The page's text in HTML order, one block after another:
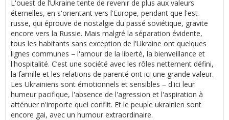
L'ouest de l’Ukraine tente de revenir de plus aux valeurs
éternelles, en s'orientant vers l'Europe, pendant que l'est
russe, qui éprouve de nostalgie du passé soviétique, gravite
encore vers la Russie. Mais malgré la séparation évidente,
tous les habitants sans exception de l'Ukraine ont quelques
lignes communes – l'amour de la liberté, la bienveillance et
l'hospitalité. C’est une société avec les rôles nettement défini,
la famille et les relations de parenté ont ici une grande valeur.
Les Ukrainiens sont émotionnels et sensibles – d'ici leur
humeur pacifique, l'absence de l'agression et l'aspiration à
atténuer n'importe quel conflit. Et le peuple ukrainien sont
encore gai, avec un humour extraordinaire.